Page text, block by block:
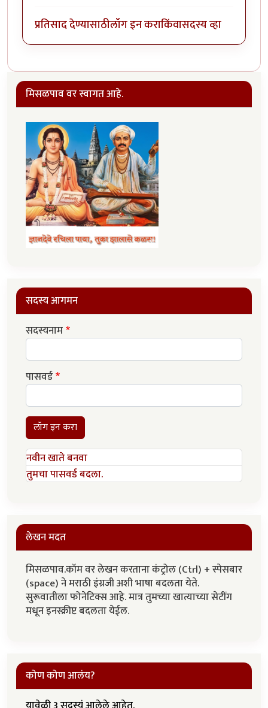
प्रतिसाद देण्यासाठीलॉग इन कराकिंवासदस्य व्हा
मिसळपाव वर स्वागत आहे.
सदस्य आगमन
सदस्यनाम
पासवर्ड
लॉग इन करा
नवीन खाते बनवा
तुमचा पासवर्ड बदला.
लेखन मदत
मिसळपाव.कॉम वर लेखन करताना कंट्रोल (Ctrl) + स्पेसबार
(space) ने मराठी इंग्रजी अशी भाषा बदलता येते.
सुरूवातीला फोनेटिक्स आहे. मात्र तुमच्या खात्याच्या सेटींग
मधून इनस्क्रीप्ट बदलता येईल.
कोण कोण आलंय?